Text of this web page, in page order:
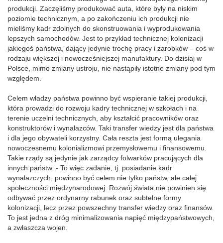
produkcji. Zaczęliśmy produkować auta, które były na niskim
poziomie technicznym, a po zakończeniu ich produkcji nie
mieliśmy kadr zdolnych do skonstruowania i wyprodukowania
lepszych samochodów. Jest to przykład technicznej kolonizacji
jakiegoś państwa, dający jedynie trochę pracy i zarobków – coś w
rodzaju większej i nowocześniejszej manufaktury. Do dzisiaj w
Polsce, mimo zmiany ustroju, nie nastąpiły istotne zmiany pod tym
względem.
Celem władzy państwa powinno być wspieranie takiej produkcji,
która prowadzi do rozwoju kadry technicznej w szkołach i na
terenie uczelni technicznych, aby kształcić pracowników oraz
konstruktorów i wynalazców. Taki transfer wiedzy jest dla państwa
i dla jego obywateli korzystny. Cała reszta jest formą ulegania
nowoczesnemu kolonializmowi przemysłowemu i finansowemu.
Takie rządy są jedynie jak zarządcy folwarków pracujących dla
innych państw. - To więc zadanie, tj. posiadanie kadr
wynalazczych, powinno być celem nie tylko państw, ale całej
społeczności międzynarodowej. Rozwój świata nie powinien się
odbywać przez ordynarny rabunek oraz subtelne formy
kolonizacji, lecz przez powszechny transfer wiedzy oraz finansów.
To jest jedna z dróg minimalizowania napięć międzypaństwowych,
a zwłaszcza wojen.